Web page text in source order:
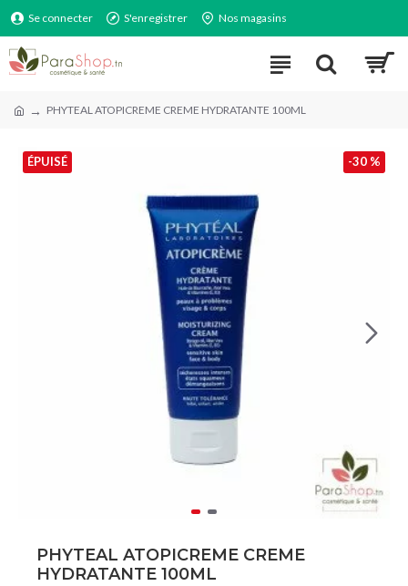
Se connecter S'enregistrer Nos magasins
PHYTEAL ATOPICREME CREME HYDRATANTE 100ML
-30 %
ÉPUISÉ
PHYTEAL ATOPICREME CREME
HYDRATANTE 100ML